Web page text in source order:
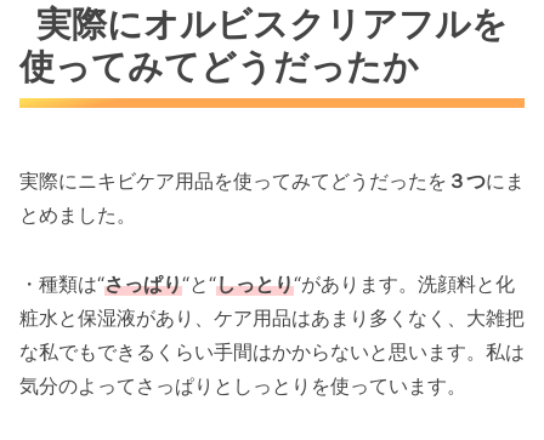
実際にオルビスクリアフルを
使ってみてどうだったか
実際にニキビケア用品を使ってみてどうだったを ３つにま
とめました。
・種類は“さっぱり“と“しっとり“があります。洗顔料と化
粧水と保湿液があり、ケア用品はあまり多くなく、大雑把
な私でもできるくらい手間はかからないと思います。私は
気分のよってさっぱりとしっとりを使っています。